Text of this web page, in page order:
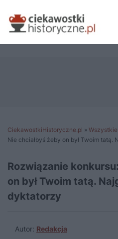
CiekawostkiHistoryczne.pl »
Nie chciałbyś żeby on był Twoim
Rozwiązanie
on był Twoim tatą.
dyktatorzy
Autor: Redakcja